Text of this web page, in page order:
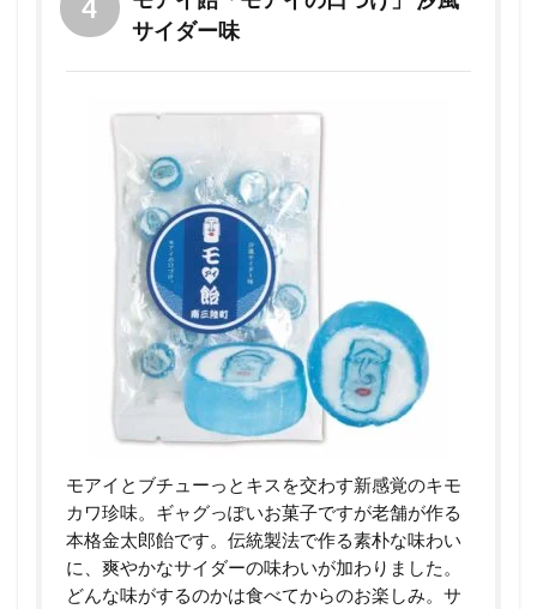
サイダー味
モアイとブチューっとキスを交わす新感覚のキモ
カワ珍味。ギャグっぽいお菓子ですが老舗が作る
本格金太郎飴です。伝統製法で作る素朴な味わい
に、爽やかなサイダーの味わいが加わりました。
どんな味がするのかは食べてからのお楽しみ。サ